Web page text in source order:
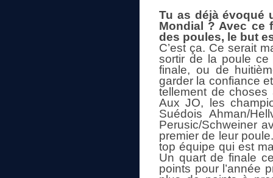
Tu as déjà évoqué
Mondial ? Avec ce
des poules, le but
C’est ça. Ce serait
sortir de la poule
finale, ou de
garder la confiance
tellement de
Aux JO, les
Suédois Ahman/
Perusic/Schweiner
premier de leur
top équipe qui est
Un quart de finale
points pour l’année